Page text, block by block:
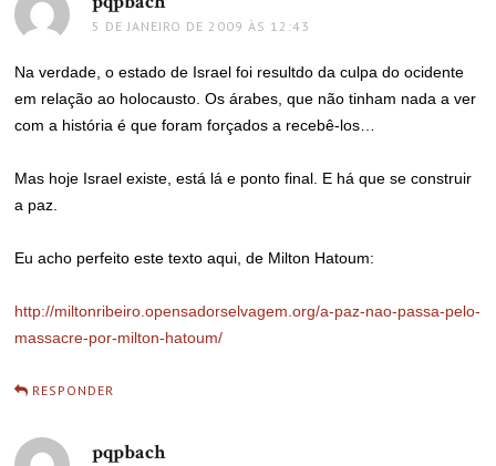
5 DE JANEIRO DE 2009 ÀS 12:43
Na verdade, o estado de Israel foi resultdo da culpa do ocidente
em relação ao holocausto. Os árabes, que não tinham nada a ver
com a história é que foram forçados a recebê-los…
Mas hoje Israel existe, está lá e ponto final. E há que se construir
a paz.
Eu acho perfeito este texto aqui, de Milton Hatoum:
http://miltonribeiro.opensadorselvagem.org/a-paz-nao-passa-pelo-
massacre-por-milton-hatoum/
RESPONDER
pqpbachdisse: